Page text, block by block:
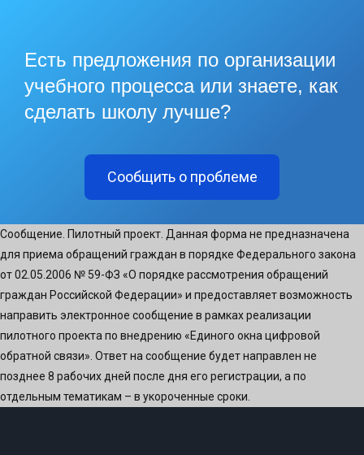
Есть предложения по организации
учебного процесса или знаете, как
сделать школу лучше?
Сообщить о проблеме
Сообщение. Пилотный проект. Данная форма не предназначена
для приема обращений граждан в порядке Федерального закона
от 02.05.2006 № 59-ФЗ «О порядке рассмотрения обращений
граждан Российской Федерации» и предоставляет возможность
направить электронное сообщение в рамках реализации
пилотного проекта по внедрению «Единого окна цифровой
обратной связи». Ответ на сообщение будет направлен не
позднее 8 рабочих дней после дня его регистрации, а по
отдельным тематикам – в укороченные сроки.